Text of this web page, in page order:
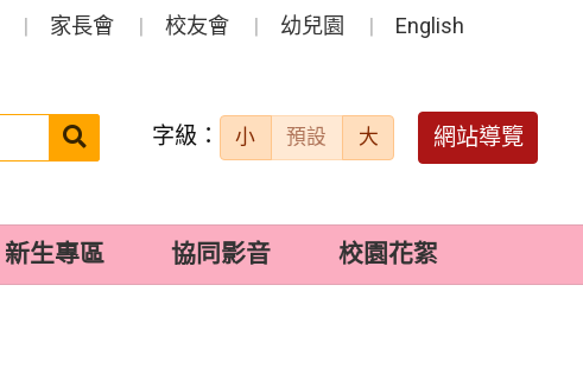
家長會 校友會 幼兒園 English
搜
送出 字級： 小 預設 大 網站導覽
新生專區 協同影音 校園花絮